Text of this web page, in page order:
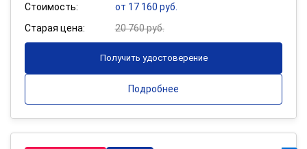
Стоимость:
от 17 160 руб.
Старая цена:
20 760 руб.
Получить удостоверение
Подробнее